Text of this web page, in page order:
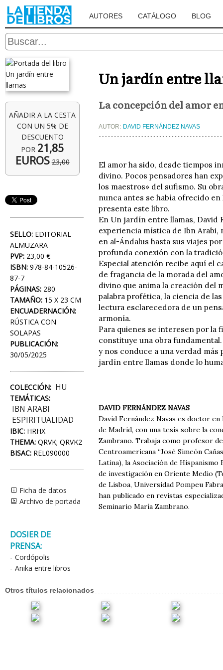
AUTORES CATÁLOGO BLOG
AÑADIR A LA CESTA
CON UN 5% DE
DESCUENTO
POR 21,85
EUROS 23,00
SELLO: EDITORIAL
ALMUZARA
PVP: 23,00 €
ISBN: 978-84-10526-
87-7
PÁGINAS: 280
TAMAÑO: 15 X 23 CM
ENCUADERNACIÓN:
RÚSTICA CON
SOLAPAS
PUBLICACIÓN:
30/05/2025
COLECCIÓN: HU
TEMÁTICAS:
IBN ARABI
ESPIRITUALIDAD
IBIC: HRHX
THEMA: QRVK; QRVK2
BISAC: REL090000
Ficha de datos
Archivo de portada
DOSIER DE
PRENSA:
- Cordópolis
- Anika entre libros
Un jardín entre
La concepción del amor
AUTOR: DAVID FERNÁNDEZ NAVAS
El amor ha sido, desde tiempos
divino. Pocos pensadores han
los maestros» del sufismo. Su
nunca antes se había ofrecido
presenta este libro.
En Un jardín entre llamas, David
experiencia mística de Ibn
en al-Ándalus hasta sus viajes
profunda conexión con la
Especial atención recibe aquí el
de fragancia de la morada del
divino que anima la creación del
palabra profética, la ciencia de
lectura esclarecedora de un
armonía.
Para quienes se interesen por la
constituye una obra
y nos conduce a una verdad
jardín entre llamas donde lo
DAVID FERNÁNDEZ NAVAS
David Fernández Navas es doctor
de Madrid, con una tesis sobre la
Zambrano. Trabaja como profesor
Centroamericana “José Simeón
Latina), la Asociación de Hispanismo
de investigación en Oriente Medio
de Lisboa, Universidad Pompeu
han publicado en revistas
Seminario María Zambrano.
Otros títulos relacionados